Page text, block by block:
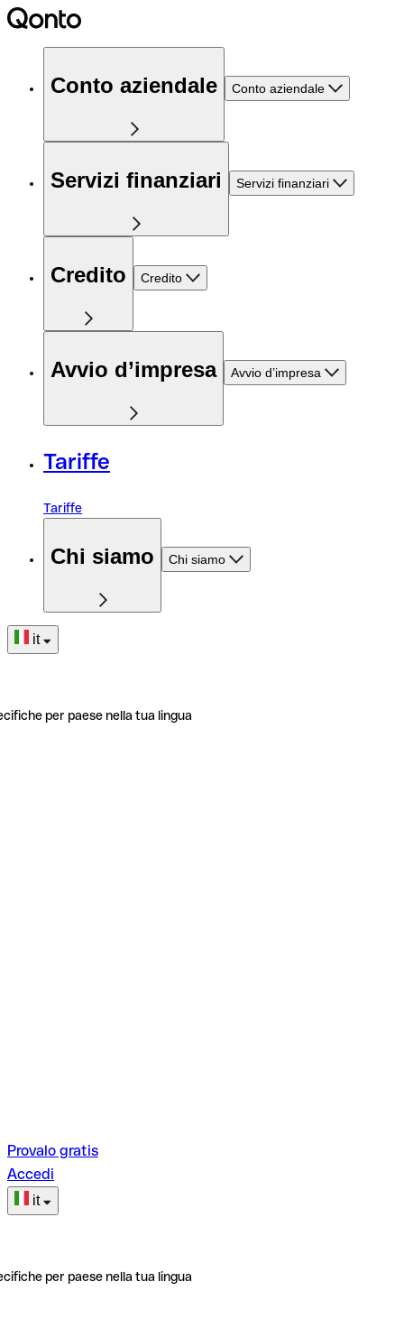
Conto aziendale Conto aziendale
Servizi finanziari Servizi finanziari
Credito Credito
Avvio d’impresa Avvio d’impresa
Tariffe
Tariffe
Chi siamo Chi siamo
it
per paese nella tua lingua
Provalo gratis
Accedi
it
per paese nella tua lingua